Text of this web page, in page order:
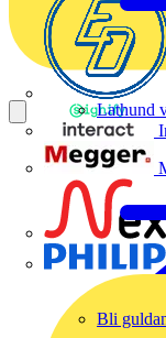
Lathund
Bli